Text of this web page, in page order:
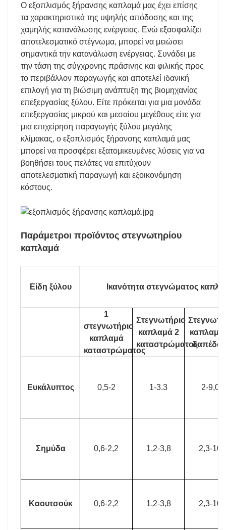
Ο εξοπλισμός ξήρανσης καπλαμά μας έχει επίσης
τα χαρακτηριστικά της υψηλής απόδοσης και της
χαμηλής κατανάλωσης ενέργειας. Ενώ εξασφαλίζει
αποτελεσματικό στέγνωμα, μπορεί να μειώσει
σημαντικά την κατανάλωση ενέργειας. Συνάδει με
την τάση της σύγχρονης πράσινης και φιλικής προς
το περιβάλλον παραγωγής και αποτελεί ιδανική
επιλογή για τη βιώσιμη ανάπτυξη της βιομηχανίας
επεξεργασίας ξύλου. Είτε πρόκειται για μια μονάδα
επεξεργασίας μικρού και μεσαίου μεγέθους είτε για
μια επιχείρηση παραγωγής ξύλου μεγάλης
κλίμακας, ο εξοπλισμός ξήρανσης καπλαμά μας
μπορεί να προσφέρει εξατομικευμένες λύσεις για να
βοηθήσει τους πελάτες να επιτύχουν
αποτελεσματική παραγωγή και εξοικονόμηση
κόστους.
Παράμετροι προϊόντος στεγνωτηρίου
καπλαμά
Είδη ξύλου Ικανότητα στεγνώματος
1
στεγνωτήριο
καπλαμά
καταστρώματος
Στεγνωτήριο
καπλαμά 2
καταστρώματος
καπλαμά
Ευκάλυπτος 0,5-2 1-3.3 2-9,0
Σημύδα 0,6-2,2 1,2-3,8 2,3-10
Καουτσούκ 0,6-2,2 1,2-3,8 2,3-10